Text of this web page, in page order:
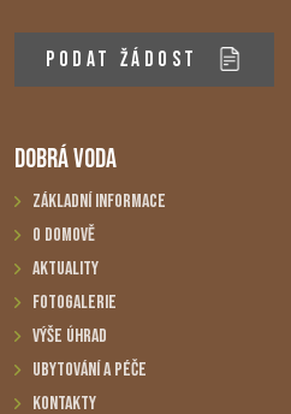
PODAT ŽÁDOST
DOBRÁ VODA
Základní informace
O domově
Aktuality
Fotogalerie
Výše úhrad
Ubytování a péče
Kontakty